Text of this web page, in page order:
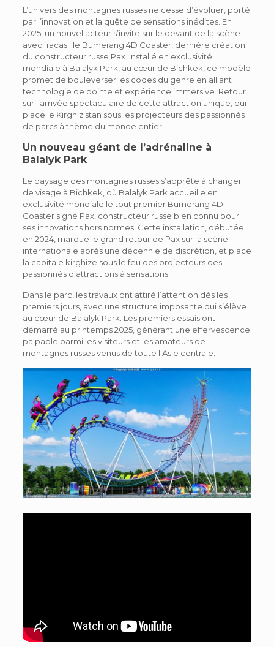
L’univers des montagnes russes ne cesse d’évoluer, porté
par l’innovation et la quête de sensations inédites. En
2025, un nouvel acteur s’invite sur le devant de la scène
avec fracas : le Bumerang 4D Coaster, dernière création
du constructeur russe Pax. Installé en exclusivité
mondiale à Balalyk Park, au cœur de Bichkek, ce modèle
promet de bouleverser les codes du genre en alliant
technologie de pointe et expérience immersive. Retour
sur l’arrivée spectaculaire de cette attraction unique, qui
place le Kirghizistan sous les projecteurs des passionnés
de parcs à thème du monde entier.
Un nouveau géant de l’adrénaline à
Balalyk Park
Le paysage des montagnes russes s’apprête à changer
de visage à Bichkek, où Balalyk Park accueille en
exclusivité mondiale le tout premier Bumerang 4D
Coaster signé Pax, constructeur russe bien connu pour
ses innovations hors normes. Cette installation, débutée
en 2024, marque le grand retour de Pax sur la scène
internationale après une décennie de discrétion, et place
la capitale kirghize sous le feu des projecteurs des
passionnés d’attractions à sensations.
Dans le parc, les travaux ont attiré l’attention dès les
premiers jours, avec une structure imposante qui s’élève
au cœur de Balalyk Park. Les premiers essais ont
démarré au printemps 2025, générant une effervescence
palpable parmi les visiteurs et les amateurs de
montagnes russes venus de toute l’Asie centrale.